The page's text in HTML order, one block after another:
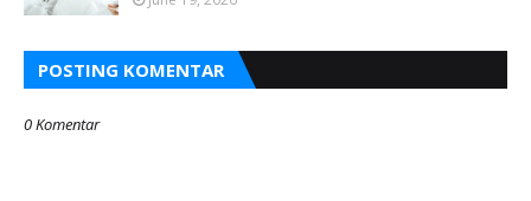
POSTING KOMENTAR
0 Komentar